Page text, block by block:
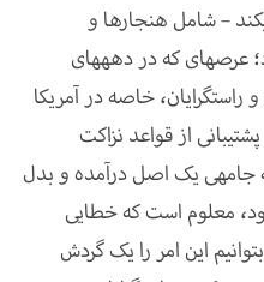
–شامل هنجارها و
عرصه­ای که در دهه­های
راست­گرایان، خاصه در آمریکا
از قواعد نزاکت
جامه­ی یک اصل درآمده و بدل
معلوم است که خطایی
این امر را یک گردش